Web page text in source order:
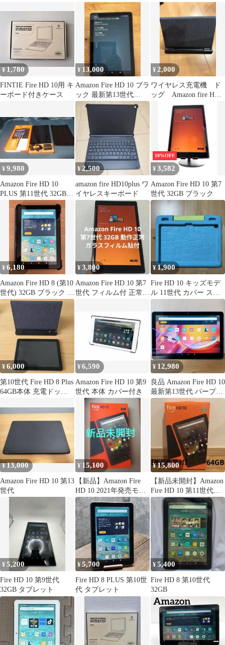
32GB ②
¥1,780
FINTIE Fire HD 10用 キ
ーボード付きケース
¥ 13,000
Amazon Fire HD 10 ブラ
ック 最新第13世代
32GB
¥ 2,000
ワイヤレス充電機 ド
ッグ Amazon fire HD
第10世代
¥9,980
Amazon Fire HD 10
PLUS 第11世代 32GB
カバー付
¥2,500
amazon fire HD10plus ワ
イヤレスキーボード
10%OFF
¥3,582
Amazon Fire HD 10 第7
世代 32GB ブラック
¥6,180
Amazon Fire HD 8 (第10
世代) 32GB ブラック 中
古品
¥3,800
Amazon Fire HD 10 第7
世代 フィルム付 正常
¥1,900
Fire HD 10 キッズモデ
ル 11世代 カバー スタ
ンド付き保護ケース
¥6,000
第10世代 Fire HD 8 Plus
64GB本体 充電ドッ
¥6,590
Amazon Fire HD 10 第9
世代 本体 カバー付き
¥ 12,980
良品 Amazon Fire HD 10
最新第13世代 パープル
32GB
¥13,000
Amazon Fire HD 10 第13
世代
¥ 15,100
【新品】Amazon Fire
HD 10 2021年発売モデ
ル (第11世代)
¥15,800
【新品未開封】Amazon
Fire HD 10 第11世代
64GB オリーブ
¥5,200
Fire HD 10 第9世代
32GB タブレット
¥5,700
Fire HD 8 PLUS 第10世
代 タブレット
¥5,400
Fire HD 8 第10世代
32GB